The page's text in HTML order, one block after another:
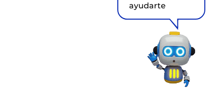
ayudarte